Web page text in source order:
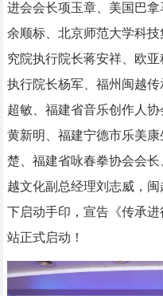
进会会长项玉章、美国巴
余顺标、北京师范大学科
究院执行院长蒋安祥、欧
执行院长杨军、福州闽越
超敏、福建省音乐创作人
黄新明、福建宁德市乐美
楚、福建省咏春拳协会会
越文化副总经理刘志威，
下启动手印，宣告《传承
站正式启动！